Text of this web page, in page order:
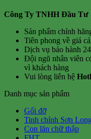
Công Ty TNHH Đầu Tư
Sản phẩm chính
Tiên phong về giá
Dịch vụ bảo hành
Đội ngũ nhân viên
vì khách hàng
Vui lòng liên hệ
Danh mục sản phẩm
Gối đỡ
Tinh chỉnh Sơn Long
Con lăn chữ thập